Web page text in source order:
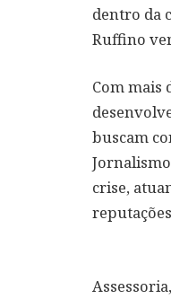
dentro da
Ruffino
Com mais
buscam
crise,